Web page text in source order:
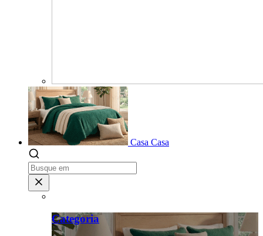
Casa Casa
Categoria